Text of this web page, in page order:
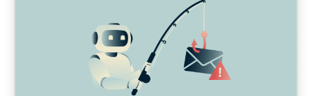
디지털 보안 연구소
ExpressVPN for Teams